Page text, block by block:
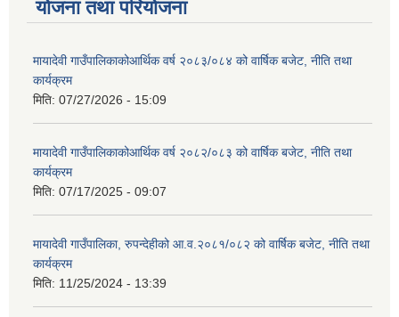
योजना तथा परियोजना
मायादेवी गाउँपालिकाकोआर्थिक वर्ष २०८३/०८४ को वार्षिक बजेट, नीति तथा
कार्यक्रम
मिति: 07/27/2026 - 15:09
मायादेवी गाउँपालिकाकोआर्थिक वर्ष २०८२/०८३ को वार्षिक बजेट, नीति तथा
कार्यक्रम
मिति: 07/17/2025 - 09:07
मायादेवी गाउँपालिका, रुपन्देहीको आ.व.२०८१/०८२ को वार्षिक बजेट, नीति तथा
कार्यक्रम
मिति: 11/25/2024 - 13:39